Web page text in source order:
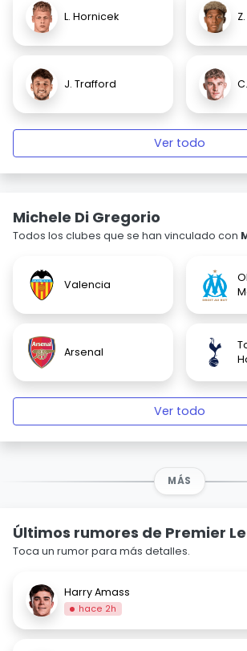
L. Hornicek
J. Trafford
Ver todo
Michele Di Gregorio
Todos los clubes que se han vinculado con
Valencia
Arsenal
Ver todo
MÁS
Últimos rumores de Premier
Toca un rumor para más detalles.
Harry Amass
hace 2h